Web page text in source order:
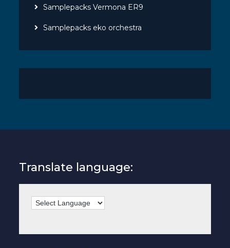
Samplepacks Vermona ER9
Samplepacks eko orchestra
Translate language: